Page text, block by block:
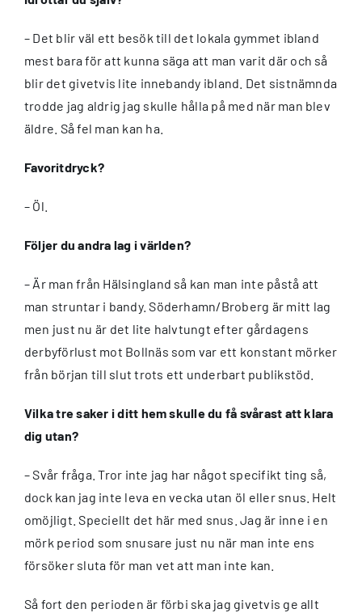
– Det blir väl ett besök till det lokala gymmet ibland
mest bara för att kunna säga att man varit där och så
blir det givetvis lite innebandy ibland. Det sistnämnda
trodde jag aldrig jag skulle hålla på med när man blev
äldre. Så fel man kan ha.
Favoritdryck?
– Öl.
Följer du andra lag i världen?
– Är man från Hälsingland så kan man inte påstå att
man struntar i bandy. Söderhamn/Broberg är mitt lag
men just nu är det lite halvtungt efter gårdagens
derbyförlust mot Bollnäs som var ett konstant mörker
från början till slut trots ett underbart publikstöd.
Vilka tre saker i ditt hem skulle du få svårast att klara
dig utan?
– Svår fråga. Tror inte jag har något specifikt ting så,
dock kan jag inte leva en vecka utan öl eller snus. Helt
omöjligt. Speciellt det här med snus. Jag är inne i en
mörk period som snusare just nu när man inte ens
försöker sluta för man vet att man inte kan.
Så fort den perioden är förbi ska jag givetvis ge allt